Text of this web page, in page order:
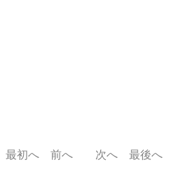
最初へ 前へ 次へ 最後へ